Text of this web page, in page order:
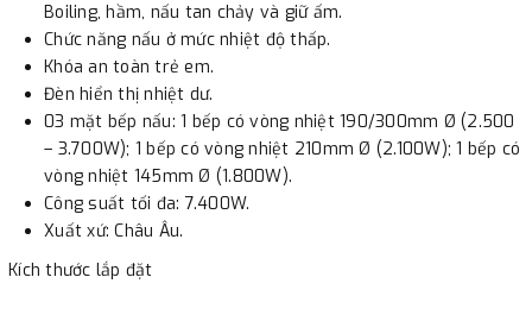
hoặc với những đơn đặt hàng ngoài nội thành Hà Nội.
Chúng tôi sẽ thu tiền trước 100% giá trị hàng + phí vận
chuyển theo cước phí tính trong chính sách vận chuyển
bằng phương thức chuyển khoản trước khi giao hàng.
- Sau khi có thông tin xác thực đã chuyển tiền của quý
khách, chúng tôi sẽ thực hiện đơn hàng theo yêu cầu.
Boiling, hầm, nấu tan chảy và giữ ấm.
Chức năng nấu ở mức nhiệt độ thấp.
Khóa an toàn trẻ em.
Đèn hiển thị nhiệt dư.
03 mặt bếp nấu: 1 bếp có vòng nhiệt 190/300mm Ø (2.500
– 3.700W); 1 bếp có vòng nhiệt 210mm Ø (2.100W); 1 bếp có
vòng nhiệt 145mm Ø (1.800W).
Công suất tối đa: 7.400W.
Xuất xứ: Châu Âu.
Kích thước lắp đặt